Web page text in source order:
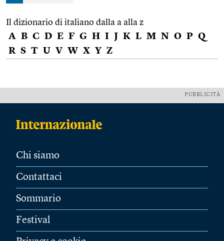
Il dizionario di italiano dalla a alla z
A B C D E F G H I J K L M N O P Q
R S T U V W X Y Z
PUBBLICITÀ
Chi siamo
Contattaci
Sommario
Festival